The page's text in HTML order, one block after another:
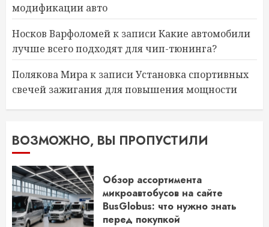
модификации авто
Носков Варфоломейк записиКакие автомобили
лучше всего подходят для чип-тюнинга?
Полякова Мирак записиУстановка спортивных
свечей зажигания для повышения мощности
ВОЗМОЖНО, ВЫ ПРОПУСТИЛИ
Обзор ассортимента
микроавтобусов на сайте
BusGlobus: что нужно знать
перед покупкой